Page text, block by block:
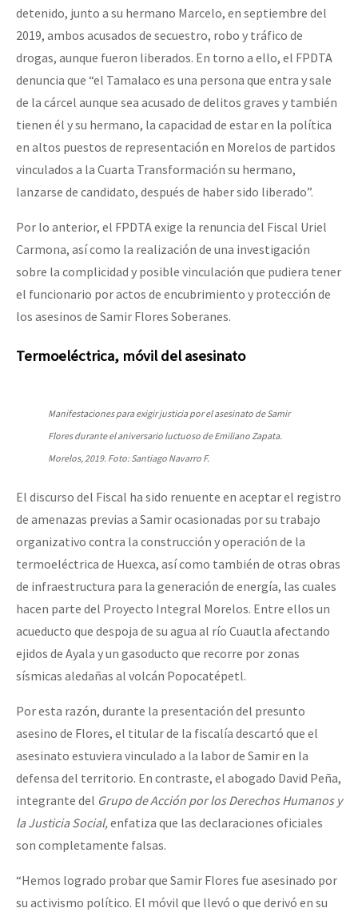
detenido, junto a su hermano Marcelo, en septiembre del
2019, ambos acusados de secuestro, robo y tráfico de
drogas, aunque fueron liberados. En torno a ello, el FPDTA
denuncia que “el Tamalaco es una persona que entra y sale
de la cárcel aunque sea acusado de delitos graves y también
tienen él y su hermano, la capacidad de estar en la política
en altos puestos de representación en Morelos de partidos
vinculados a la Cuarta Transformación su hermano,
lanzarse de candidato, después de haber sido liberado”.
Por lo anterior, el FPDTA exige la renuncia del Fiscal Uriel
Carmona, así como la realización de una investigación
sobre la complicidad y posible vinculación que pudiera tener
el funcionario por actos de encubrimiento y protección de
los asesinos de Samir Flores Soberanes.
Termoeléctrica, móvil del asesinato
Manifestaciones para exigir justicia por el asesinato de Samir
Flores durante el aniversario luctuoso de Emiliano Zapata.
Morelos, 2019. Foto: Santiago Navarro F.
El discurso del Fiscal ha sido renuente en aceptar el registro
de amenazas previas a Samir ocasionadas por su trabajo
organizativo contra la construcción y operación de la
termoeléctrica de Huexca, así como también de otras obras
de infraestructura para la generación de energía, las cuales
hacen parte del Proyecto Integral Morelos. Entre ellos un
acueducto que despoja de su agua al río Cuautla afectando
ejidos de Ayala y un gasoducto que recorre por zonas
sísmicas aledañas al volcán Popocatépetl.
Por esta razón, durante la presentación del presunto
asesino de Flores, el titular de la fiscalía descartó que el
asesinato estuviera vinculado a la labor de Samir en la
defensa del territorio. En contraste, el abogado David Peña,
integrante del Grupo de Acción por los Derechos Humanos y
la Justicia Social,enfatiza que las declaraciones oficiales
son completamente falsas.
“Hemos logrado probar que Samir Flores fue asesinado por
su activismo político. El móvil que llevó o que derivó en su